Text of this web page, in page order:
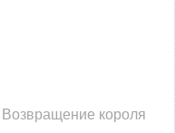
Возвращение короля